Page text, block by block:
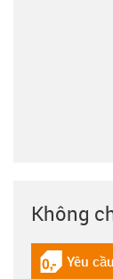
Không
igus-icon-
Yêu